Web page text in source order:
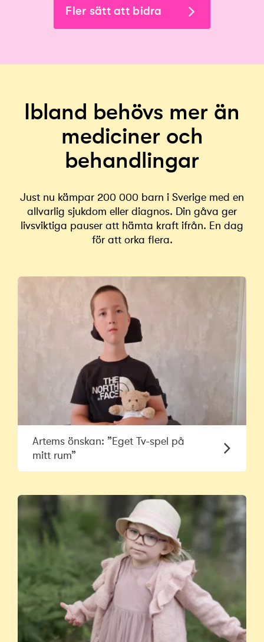
Fler sätt att bidra
Ibland behövs mer än
mediciner och
behandlingar
Just nu kämpar 200 000 barn i Sverige med en
allvarlig sjukdom eller diagnos. Din gåva ger
livsviktiga pauser att hämta kraft ifrån. En dag
för att orka flera.
Artems önskan: ”Eget Tv-spel på
mitt rum”